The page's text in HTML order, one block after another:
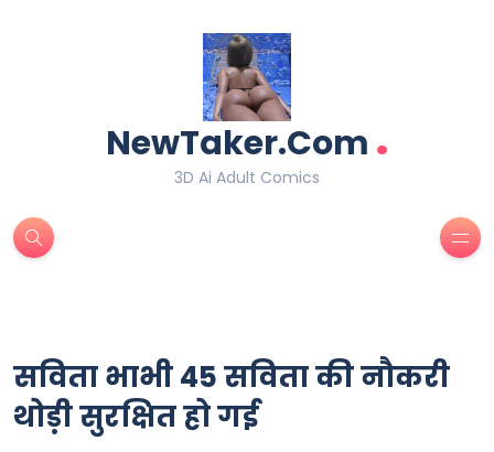
NewTaker.Com .
3D Ai Adult Comics
सविता भाभी 45 सविता की नौकरी
थोड़ी सुरक्षित हो गई